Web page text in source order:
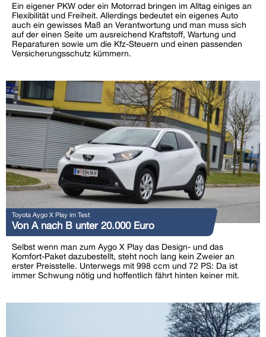
Ein eigener PKW oder ein Motorrad bringen im Alltag einiges an
Flexibilität und Freiheit. Allerdings bedeutet ein eigenes Auto
auch ein gewisses Maß an Verantwortung und man muss sich
auf der einen Seite um ausreichend Kraftstoff, Wartung und
Reparaturen sowie um die Kfz-Steuern und einen passenden
Versicherungsschutz kümmern.
Toyota Aygo X Play im Test
Von A nach B unter 20.000 Euro
Selbst wenn man zum Aygo X Play das Design- und das
Komfort-Paket dazubestellt, steht noch lang kein Zweier an
erster Preisstelle. Unterwegs mit 998 ccm und 72 PS: Da ist
immer Schwung nötig und hoffentlich fährt hinten keiner mit.